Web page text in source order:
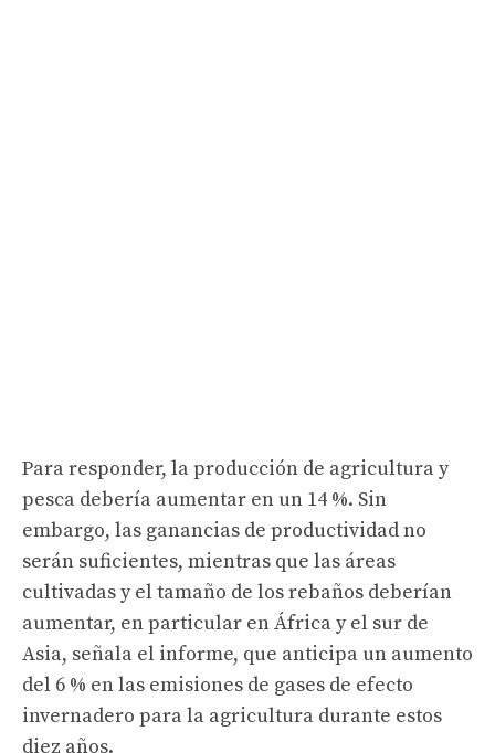
Para responder, la producción de agricultura y
pesca debería aumentar en un 14 %. Sin
embargo, las ganancias de productividad no
serán suficientes, mientras que las áreas
cultivadas y el tamaño de los rebaños deberían
aumentar, en particular en África y el sur de
Asia, señala el informe, que anticipa un aumento
del 6 % en las emisiones de gases de efecto
invernadero para la agricultura durante estos
diez años.